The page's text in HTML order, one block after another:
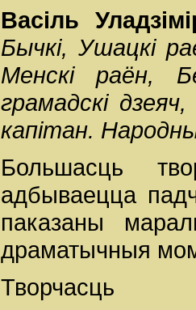
Васіль
Бычкі, Ушацкі
Менскі раён,
грамадскі
капітан. Народны
Большасць
адбываецца
паказаны
драматычныя
Творчасць